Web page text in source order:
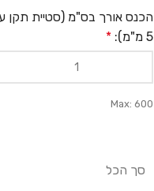
הכנס אורך בס"מ (סטיית תקן
5 מ"מ):
*
Max: 600
סך הכל